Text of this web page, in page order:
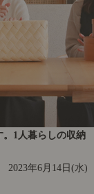
。1人暮らしの収納
2023年6月14日(水)